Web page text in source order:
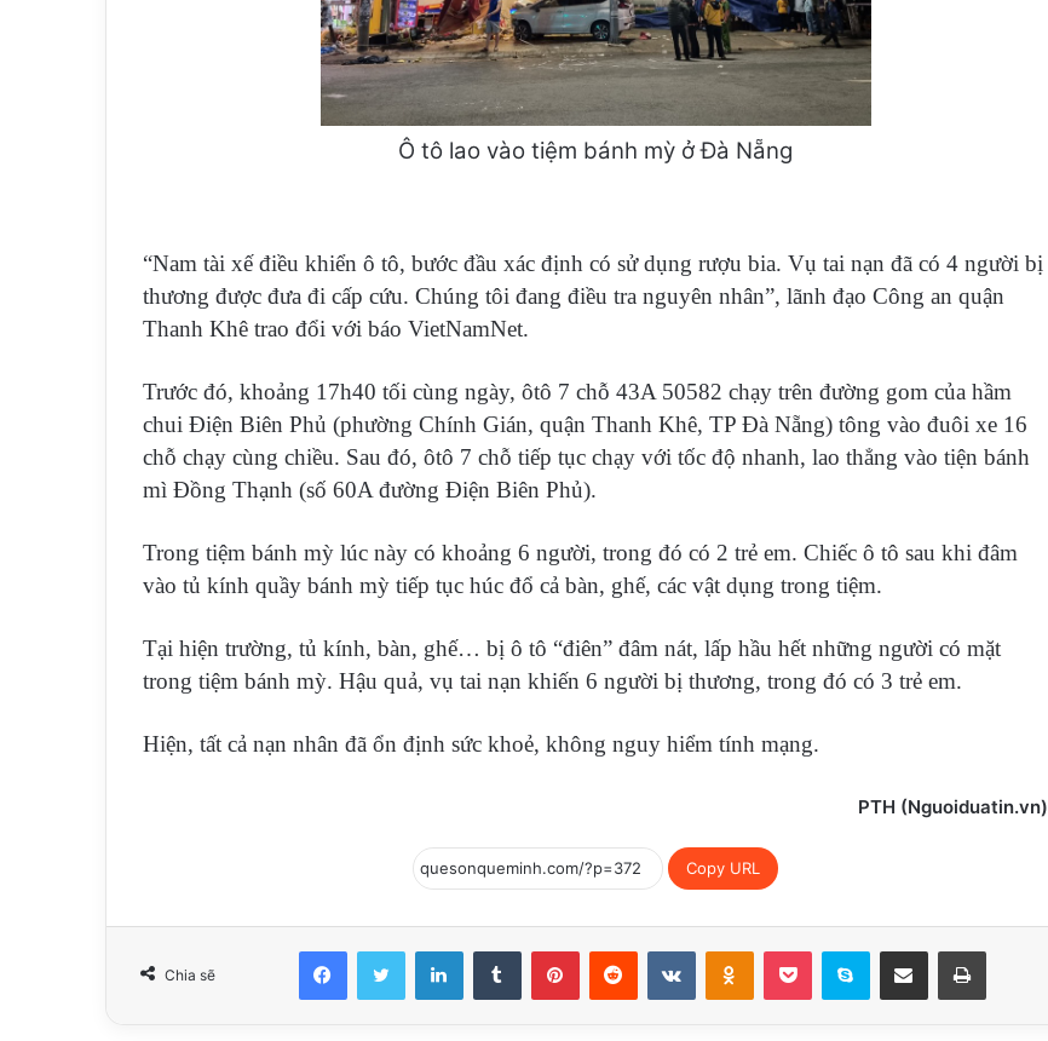
Ô tô lao vào tiệm bánh mỳ ở Đà Nẵng
“Nam tài xế điều khiển ô tô, bước đầu xác định có sử dụng rượu bia. Vụ tai nạn đã có 4 người bị
thương được đưa đi cấp cứu. Chúng tôi đang điều tra nguyên nhân”, lãnh đạo Công an quận
Thanh Khê trao đổi với báo VietNamNet.
Trước đó, khoảng 17h40 tối cùng ngày, ôtô 7 chỗ 43A 50582 chạy trên đường gom của hầm
chui Điện Biên Phủ (phường Chính Gián, quận Thanh Khê, TP Đà Nẵng) tông vào đuôi xe 16
chỗ chạy cùng chiều. Sau đó, ôtô 7 chỗ tiếp tục chạy với tốc độ nhanh, lao thẳng vào tiện bánh
mì Đồng Thạnh (số 60A đường Điện Biên Phủ).
Trong tiệm bánh mỳ lúc này có khoảng 6 người, trong đó có 2 trẻ em. Chiếc ô tô sau khi đâm
vào tủ kính quầy bánh mỳ tiếp tục húc đổ cả bàn, ghế, các vật dụng trong tiệm.
Tại hiện trường, tủ kính, bàn, ghế… bị ô tô “điên” đâm nát, lấp hầu hết những người có mặt
trong tiệm bánh mỳ. Hậu quả, vụ tai nạn khiến 6 người bị thương, trong đó có 3 trẻ em.
Hiện, tất cả nạn nhân đã ổn định sức khoẻ, không nguy hiểm tính mạng.
PTH (Nguoiduatin.vn)
Copy URL
Chia sẽ
FacebookTwitter LinkedInTumblr PinterestReddit VKontakteOdnoklassniki
Pocket Skype Chia sẽ qua Email Print